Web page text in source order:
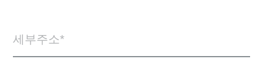
세부주소